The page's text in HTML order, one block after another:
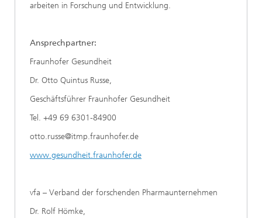
arbeiten in Forschung und Entwicklung.
Ansprechpartner:
Fraunhofer Gesundheit
Dr. Otto Quintus Russe,
Geschäftsführer Fraunhofer Gesundheit
Tel. +49 69 6301-84900
otto.russe@itmp.fraunhofer.de
www.gesundheit.fraunhofer.de
vfa – Verband der forschenden Pharmaunternehmen
Dr. Rolf Hömke,